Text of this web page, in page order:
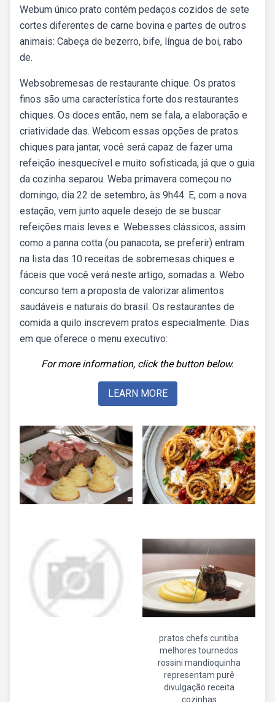
Webum único prato contém pedaços cozidos de sete
cortes diferentes de carne bovina e partes de outros
animais: Cabeça de bezerro, bife, língua de boi, rabo
de.
Websobremesas de restaurante chique. Os pratos
finos são uma característica forte dos restaurantes
chiques. Os doces então, nem se fala, a elaboração e
criatividade das. Webcom essas opções de pratos
chiques para jantar, você será capaz de fazer uma
refeição inesquecível e muito sofisticada, já que o guia
da cozinha separou. Weba primavera começou no
domingo, dia 22 de setembro, às 9h44. E, com a nova
estação, vem junto aquele desejo de se buscar
refeições mais leves e. Webesses clássicos, assim
como a panna cotta (ou panacota, se preferir) entram
na lista das 10 receitas de sobremesas chiques e
fáceis que você verá neste artigo, somadas a. Webo
concurso tem a proposta de valorizar alimentos
saudáveis e naturais do brasil. Os restaurantes de
comida a quilo inscrevem pratos especialmente. Dias
em que oferece o menu executivo:
For more information, click the button below.
LEARN MORE
pratos chefs curitiba
melhores tournedos
rossini mandioquinha
representam purê
divulgação receita
cozinhas